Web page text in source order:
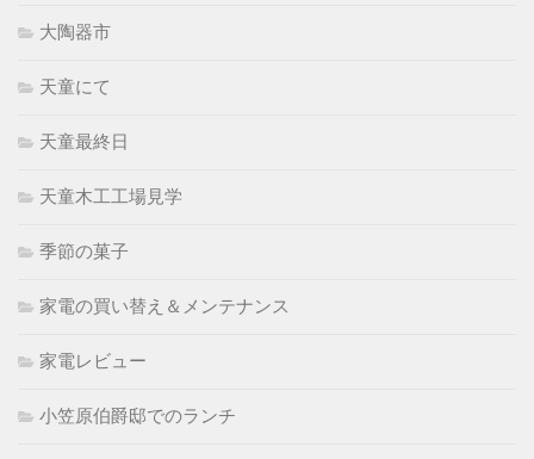
大陶器市
天童にて
天童最終日
天童木工工場見学
季節の菓子
家電の買い替え＆メンテナンス
家電レビュー
小笠原伯爵邸でのランチ